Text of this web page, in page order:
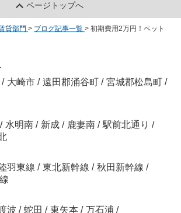
ページトップへ
貸部門 > ブログ記事一覧 > 初期費用2万円！ペット
/ 大崎市 / 遠田郡涌谷町 / 宮城郡松島町 /
/ 水明南 / 新成 / 鹿妻南 / 駅前北通り /
羽東線 / 東北新幹線 / 秋田新幹線 /
波 / 蛇田 / 東矢本 / 万石浦 /